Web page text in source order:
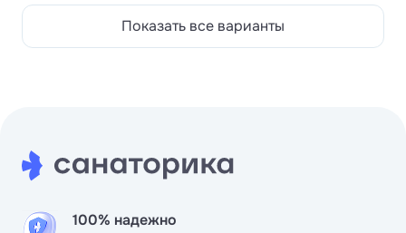
Показать все варианты
100% надежно